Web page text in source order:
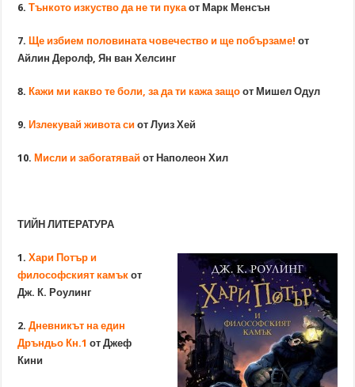
6.Тънкото изкуство да не ти пукаот Марк Менсън
7. Ще избием половината човечество и ще побързаме! от
Айлин Деролф, Ян ван Хелсинг
8. Кажи ми какво те боли, за да ти кажа защо от Мишел Одул
9. Излекувай живота сиот Луиз Хей
10. Мисли и забогатявай от Наполеон Хил
ТИЙН ЛИТЕРАТУРА
1.Хари Потър и
философският камък от
Дж. К. Роулинг
2. Дневникът на един
Дръндьо Кн.1 от Джеф
Кини